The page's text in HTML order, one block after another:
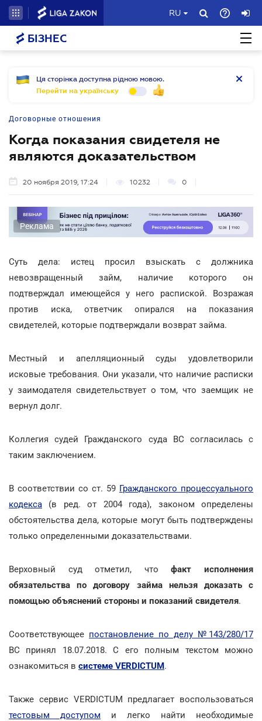
RU
БІЗНЕС
Ця сторінка доступна рідною мовою.
Перейти на українську
Договорные отношения
Когда показания свидетеля не
являются доказательством
20 ноября 2019, 17:24 10232 0
Реклама
Суть дела: истец просил взыскать с должника
невозвращенный займ, наличие которого он
подтверждал имеющейся у него распиской. Возражая
против иска, ответчик опирался на показания
свидетелей, которые подтверждали возврат займа.
Местный и апелляционный суды удовлетворили
исковые требования. Они указали, что наличие расписки
у заимодателя свидетельствует о том, что заемщик не
вернул долг.
Коллегия судей Гражданского суда ВС согласилась с
таким заключением.
В соответствии со ст. 59 Гражданского процессуального
кодекса (в ред. от 2004 года), законом определены
обстоятельства дела, которые могут быть подтверждены
только определенными доказательствами.
Верховный суд отметил, чтофакт исполнения
обязательства по договору займа нельзя доказать с
помощью объяснений стороны и показаний свидетеля.
Соответствующее постановление по делу №143/280/17
ВС принял 18.07.2018. С его полным текстом можно
ознакомиться в системе VERDICTUM.
Также сервис VERDICTUM предлагает воспользоваться
тестовым доступом и легко найти необходимые